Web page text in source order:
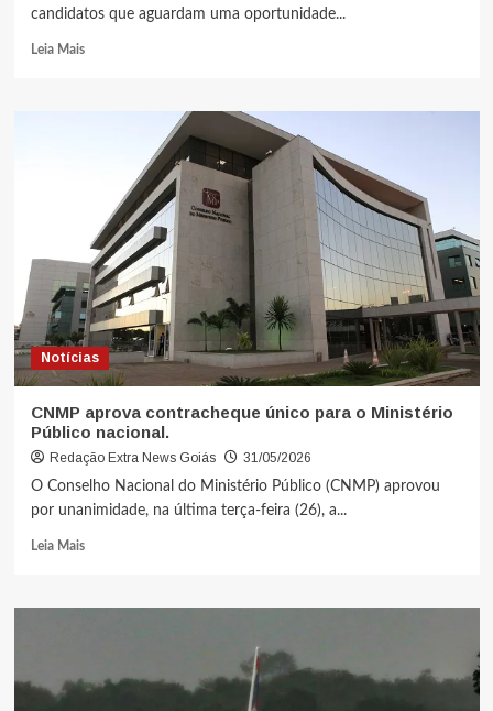
candidatos que aguardam uma oportunidade...
Leia Mais
Notícias
CNMP aprova contracheque único para o Ministério
Público nacional.
Redação Extra News Goiás
31/05/2026
O Conselho Nacional do Ministério Público (CNMP) aprovou
por unanimidade, na última terça-feira (26), a...
Leia Mais